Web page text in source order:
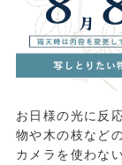
お日様の光に反
物や木の枝など
カメラを使わな